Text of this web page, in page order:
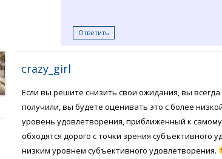
Ответить
crazy_girl
Если вы решите снизить свои ожидания, вы
получили, вы будете оценивать это с более
уровень удовлетворения, приближенный к
обходятся дорого с точки зрения субъективного
низким уровнем субъективного удовлетворения.